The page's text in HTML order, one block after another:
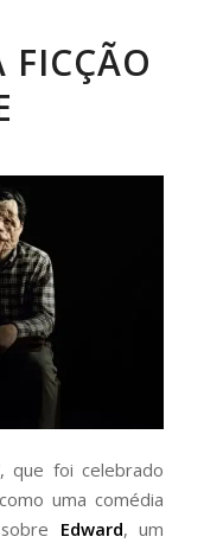
que foi celebrado
uma comédia
Edward, um